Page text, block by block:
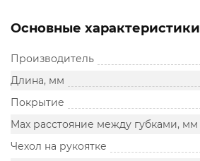
Основные характеристики
Производитель
Длина, мм
Покрытие
Max расстояние между губками, мм
Чехол на рукоятке